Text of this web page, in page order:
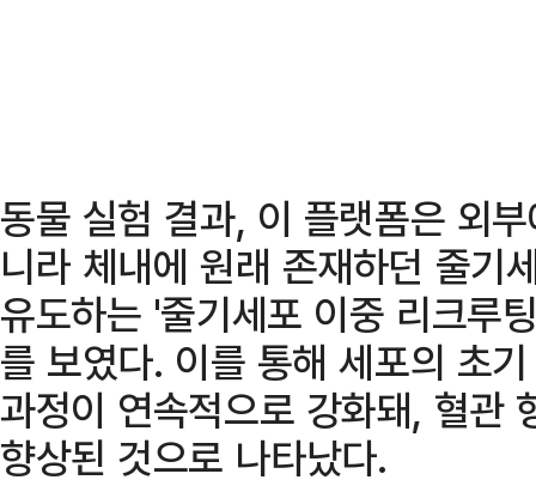
동물 실험 결과, 이 플랫폼은 외
니라 체내에 원래 존재하던 줄기
유도하는 '줄기세포 이중 리크
를 보였다. 이를 통해 세포의 초
과정이 연속적으로 강화돼, 혈관
향상된 것으로 나타났다.